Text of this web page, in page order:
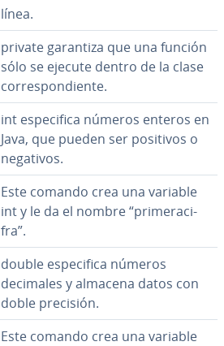
línea.
private garantiza que una función
sólo se ejecute dentro de la clase
co­rre­s­po­n­die­n­te.
int es­pe­ci­fi­ca números enteros en
Java, que pueden ser positivos o
negativos.
Este comando crea una variable
int y le da el nombre “pri­me­ra­ci­
fra”.
double es­pe­ci­fi­ca números
decimales y almacena datos con
doble precisión.
Este comando crea una variable